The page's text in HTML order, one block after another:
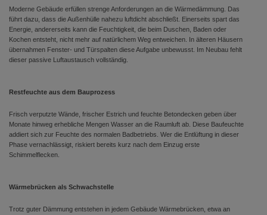
Moderne Gebäude erfüllen strenge Anforderungen an die Wärmedämmung. Das
führt dazu, dass die Außenhülle nahezu luftdicht abschließt. Einerseits spart das
Energie, andererseits kann die Feuchtigkeit, die beim Duschen, Baden oder
Kochen entsteht, nicht mehr auf natürlichem Weg entweichen. In älteren Häusern
übernahmen Fenster- und Türspalten diese Aufgabe unbewusst. Im Neubau fehlt
dieser passive Luftaustausch vollständig.
Restfeuchte aus dem Bauprozess
Frisch verputzte Wände, frischer Estrich und feuchte Betondecken geben über
Monate hinweg erhebliche Mengen Wasser an die Raumluft ab. Diese Baufeuchte
addiert sich zur Feuchte des normalen Badbetriebs. Wer die Entlüftung in dieser
Phase vernachlässigt, riskiert bereits kurz nach dem Einzug erste
Schimmelflecken.
Wärmebrücken als Schwachstelle
Trotz guter Dämmung entstehen in jedem Gebäude Wärmebrücken, etwa an